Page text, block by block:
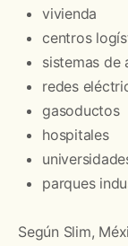
vivienda
centros
sistemas de
redes
gasoductos
hospitales
parques
Según Slim,